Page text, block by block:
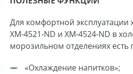
Для комфортной эксплуатации
ХМ-4521-ND и ХМ-4524-ND в
морозильном отделениях есть
«Охлаждение напитков»;